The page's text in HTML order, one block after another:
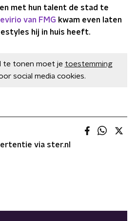
met hun talent de stad te
van FMG kwam even laten
hij in huis heeft.
te tonen moet je toestemming
social media cookies.
via ster.nl